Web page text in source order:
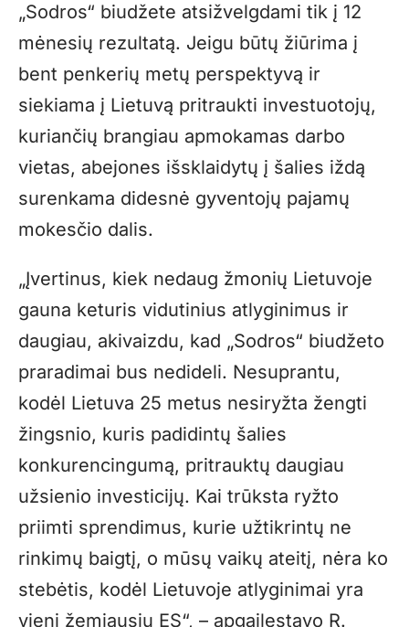
„Sodros“ biudžete atsižvelgdami tik į 12
mėnesių rezultatą. Jeigu būtų žiūrima į
bent penkerių metų perspektyvą ir
siekiama į Lietuvą pritraukti investuotojų,
kuriančių brangiau apmokamas darbo
vietas, abejones išsklaidytų į šalies iždą
surenkama didesnė gyventojų pajamų
mokesčio dalis.
„Įvertinus, kiek nedaug žmonių Lietuvoje
gauna keturis vidutinius atlyginimus ir
daugiau, akivaizdu, kad „Sodros“ biudžeto
praradimai bus nedideli. Nesuprantu,
kodėl Lietuva 25 metus nesiryžta žengti
žingsnio, kuris padidintų šalies
konkurencingumą, pritrauktų daugiau
užsienio investicijų. Kai trūksta ryžto
priimti sprendimus, kurie užtikrintų ne
rinkimų baigtį, o mūsų vaikų ateitį, nėra ko
stebėtis, kodėl Lietuvoje atlyginimai yra
vieni žemiausių ES“, – apgailestavo R.